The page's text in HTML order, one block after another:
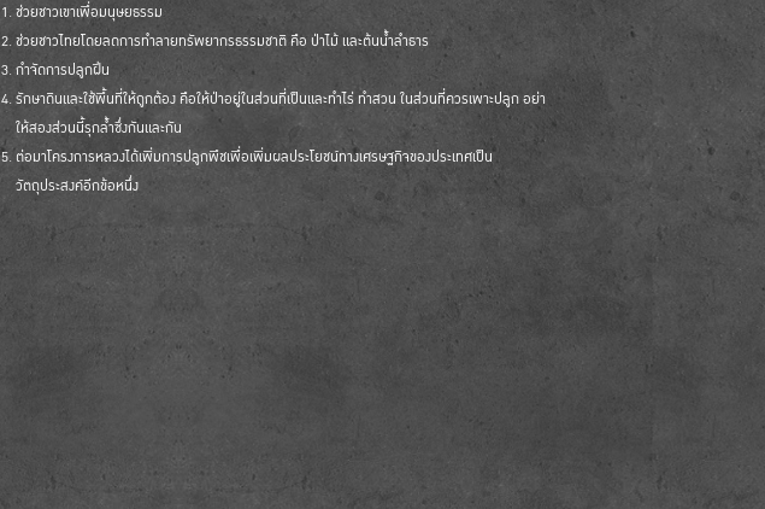
ช่วยชาวเขาเพื่อมนุษยธรรม
ช่วยชาวไทยโดยลดการทำลายทรัพยากรธรรมชาติ คือ ป่าไม้ และต้นน้ำลำธาร
กำจัดการปลูกฝิ่น
รักษาดินและใช้พื้นที่ให้ถูกต้อง คือให้ป่าอยู่ในส่วนที่เป็นและทำไร่ ทำสวน ในส่วนที่ควรเพาะปลูก อย่า
ให้สองส่วนนี้รุกล้ำซึ่งกันและกัน
ต่อมาโครงการหลวงได้เพิ่มการปลูกพืชเพื่อเพิ่มผลประโยชน์ทางเศรษฐกิจของประเทศเป็น
วัตถุประสงค์อีกข้อหนึ่ง